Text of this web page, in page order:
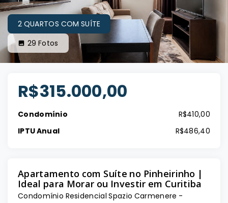
2 QUARTOS COM SUÍTE
29 Fotos
R$315.000,00
Condomínio
R$410,00
IPTU Anual
R$486,40
Apartamento com Suíte no Pinheirinho |
Ideal para Morar ou Investir em Curitiba
Condomínio Residencial Spazio Carmenere -